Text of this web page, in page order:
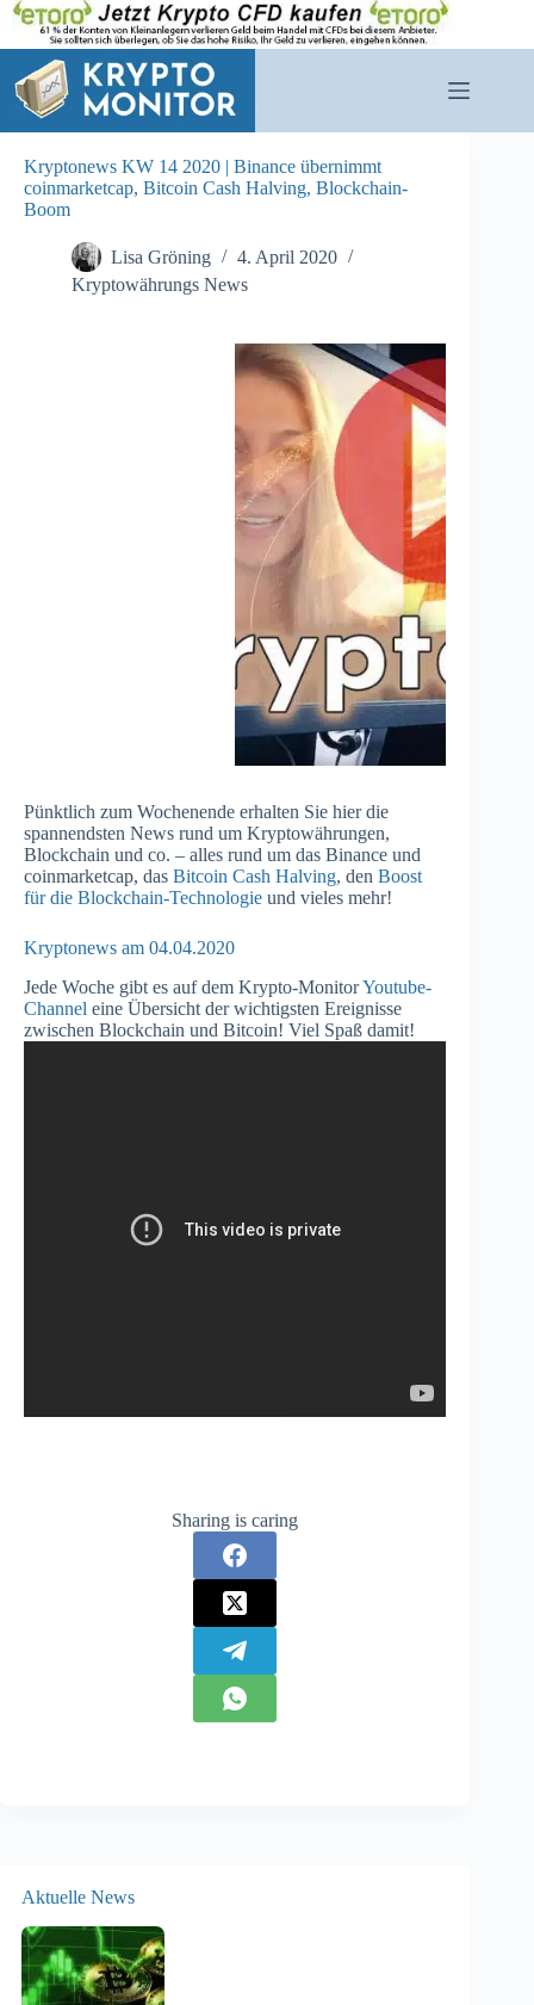
Zum
Inhalt
springen
Kryptonews KW 14 2020 | Binance übernimmt
coinmarketcap, Bitcoin Cash Halving, Blockchain-
Boom
Lisa Gröning
4. April 2020
Kryptowährungs News
Pünktlich zum Wochenende erhalten Sie hier die
spannendsten News rund um Kryptowährungen,
Blockchain und co. – alles rund um das Binance und
coinmarketcap, das Bitcoin Cash Halving, den Boost
für die Blockchain-Technologie und vieles mehr!
Kryptonews am 04.04.2020
Jede Woche gibt es auf dem Krypto-MonitorYoutube-
Channel eine Übersicht der wichtigsten Ereignisse
zwischen Blockchain und Bitcoin! Viel Spaß damit!
Sharing is caring
Aktuelle News